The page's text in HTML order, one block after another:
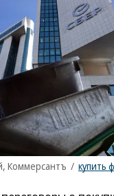
Коммерсантъ / купить